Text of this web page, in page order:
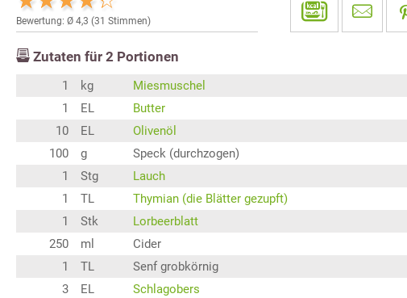
Bewertung: Ø 4,3 (31 Stimmen)
Zutaten für 2 Portionen
1 kg
Miesmuschel
1
EL
Butter
10
EL
Olivenöl
100
g
Speck (durchzogen)
1
Stg
Lauch
1
TL
Thymian (die Blätter gezupft)
1
Stk
Lorbeerblatt
250
ml
Cider
1
TL
Senf grobkörnig
3
EL
Schlagobers